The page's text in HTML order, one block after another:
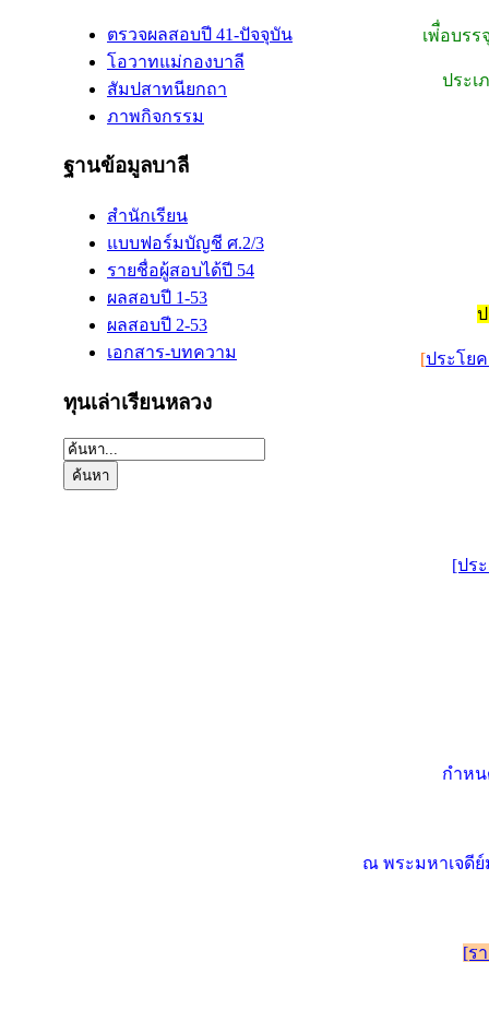
ตรวจผลสอบปี 41-ปัจจุบัน
โอวาทแม่กองบาลี
สัมปสาทนียกถา
ภาพกิจกรรม
ฐานข้อมูลบาลี
สำนักเรียน
แบบฟอร์มบัญชี ศ.2/3
รายชื่อผู้สอบได้ปี 54
ผลสอบปี 1-53
ผลสอบปี 2-53
เอกสาร-บทความ
ทุนเล่าเรียนหลวง
เพ่ื่อบรร
ประเ
[ประโย
[ปร
กำหน
ณ พระมหาเจดี
[ร